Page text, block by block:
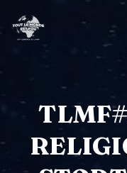
Pular
conteúdo